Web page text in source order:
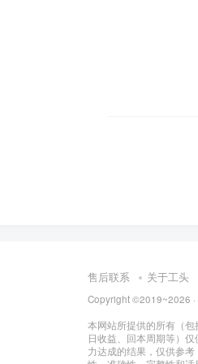
售后联系 关于工头
Copyright ©2019~2026 ·
本网站所提供的所有（包
日收益、回本周期等）
力达成的结果，仅供参